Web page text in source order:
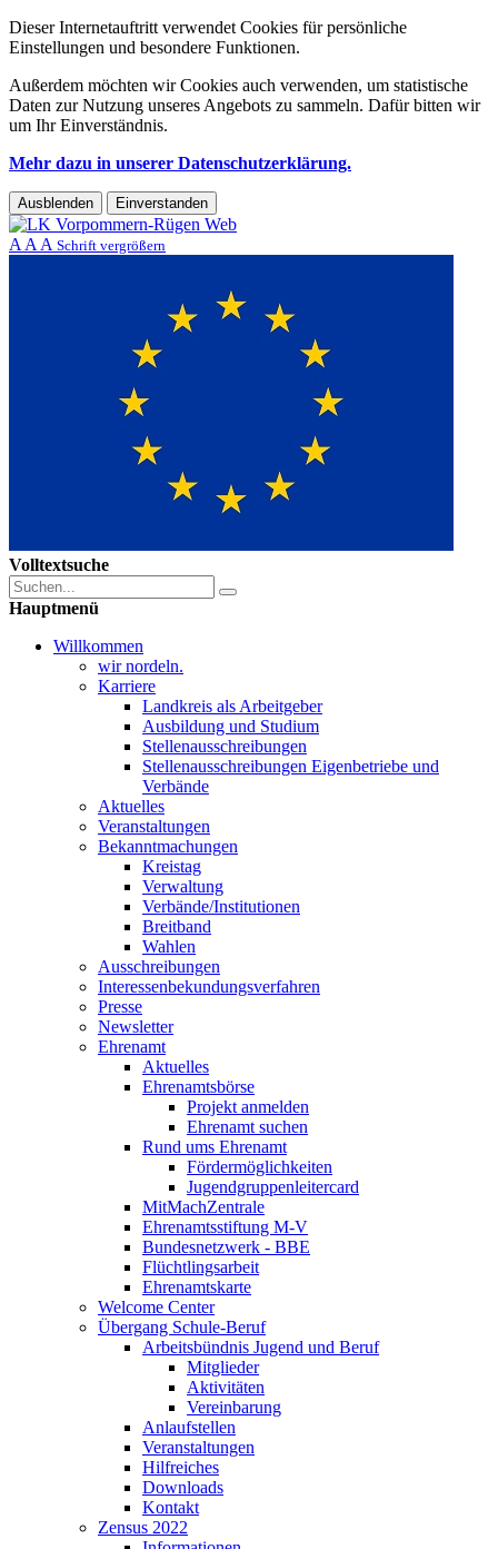
Dieser Internetauftritt verwendet Cookies für persönliche
Einstellungen und besondere Funktionen.
Außerdem möchten wir Cookies auch verwenden, um statistische
Daten zur Nutzung unseres Angebots zu sammeln. Dafür bitten wir
um Ihr Einverständnis.
Mehr dazu in unserer Datenschutzerklärung.
Ausblenden Einverstanden
A A A Schrift vergrößern
Volltextsuche
Hauptmenü
Willkommen
wir nordeln.
Karriere
Landkreis als Arbeitgeber
Ausbildung und Studium
Stellenausschreibungen
Stellenausschreibungen Eigenbetriebe und
Verbände
Aktuelles
Veranstaltungen
Bekanntmachungen
Kreistag
Verwaltung
Verbände/Institutionen
Breitband
Wahlen
Ausschreibungen
Interessen­bekundungsverfahren
Presse
Newsletter
Ehrenamt
Aktuelles
Ehrenamtsbörse
Projekt anmelden
Ehrenamt suchen
Rund ums Ehrenamt
Fördermöglichkeiten
Jugendgruppenleitercard
MitMachZentrale
Ehrenamtsstiftung M-V
Bundesnetzwerk - BBE
Flüchtlingsarbeit
Ehrenamtskarte
Welcome Center
Übergang Schule-Beruf
Arbeitsbündnis Jugend und Beruf
Mitglieder
Aktivitäten
Vereinbarung
Anlaufstellen
Veranstaltungen
Hilfreiches
Downloads
Kontakt
Zensus 2022